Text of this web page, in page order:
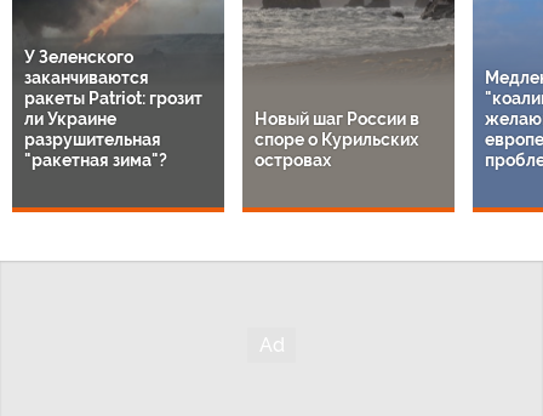
У Зеленского
заканчиваются
ракеты Patriot: грозит
ли Украине
разрушительная
"ракетная зима"?
Новый шаг России в
споре о Курильских
островах